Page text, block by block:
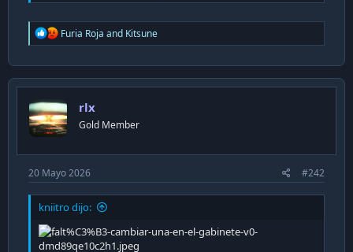
R
e
c
t
o
n
s
Furia Roja and Kitsune
rlx
Gold Member
20 Mayo 2026 #242
kniitro dijo: